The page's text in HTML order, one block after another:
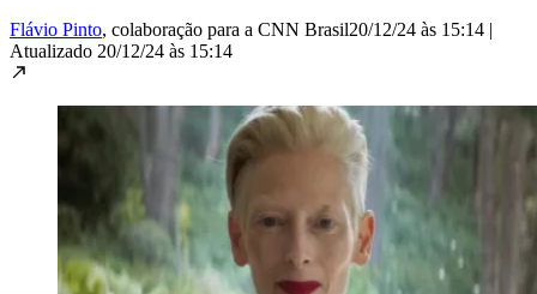
Flávio Pinto, colaboração para a CNN Brasil20/12/24 às 15:14 |
Atualizado 20/12/24 às 15:14